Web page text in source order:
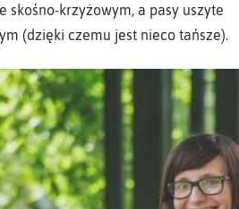
skośno-krzyżowym, a pasy uszyte
(dzięki czemu jest nieco tańsze).